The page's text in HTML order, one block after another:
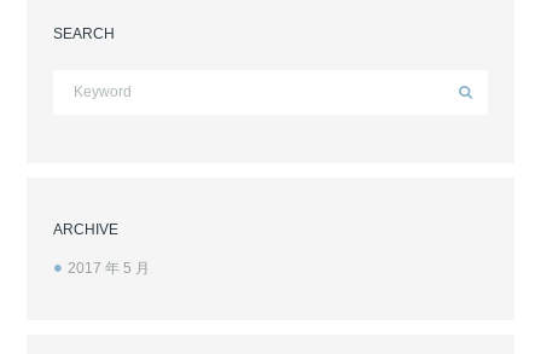
SEARCH
ARCHIVE
2017 年 5 月